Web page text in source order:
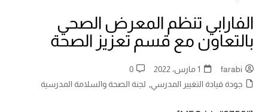
الفارابي تنظم المعرض الصحي
بالتعاون مع قسم تعزيز الصحة
farabi 1 مارس، 2022
0
جودة قيادة التغيير المدرسي, لجنة الصحة والسلامة المدرسية